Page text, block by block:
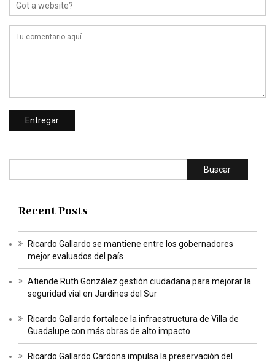
Buscar
Recent Posts
Ricardo Gallardo se mantiene entre los gobernadores
mejor evaluados del país
Atiende Ruth González gestión ciudadana para mejorar la
seguridad vial en Jardines del Sur
Ricardo Gallardo fortalece la infraestructura de Villa de
Guadalupe con más obras de alto impacto
Ricardo Gallardo Cardona impulsa la preservación del